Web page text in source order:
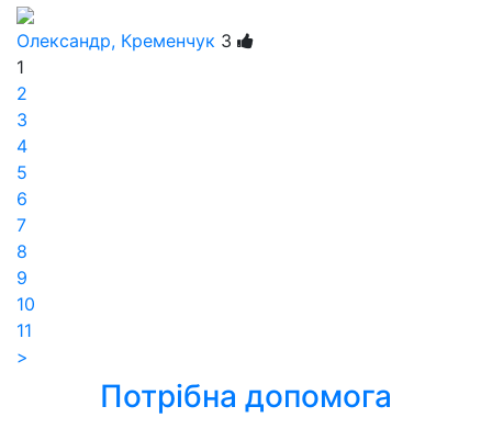
Олександр, Кременчук 3
1
2
3
4
5
6
7
8
9
10
11
>
Потрібна допомога